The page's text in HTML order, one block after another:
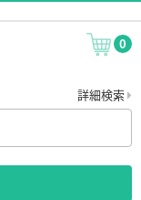
0
詳細検索